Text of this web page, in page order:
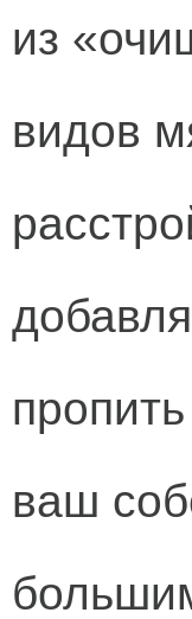
из
видов
ваш